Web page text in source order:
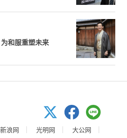
和服重塑未来
新浪网 光明网
大公网